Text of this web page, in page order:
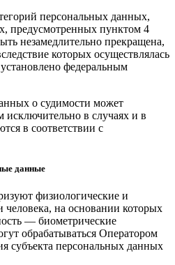
персональных данных,
предусмотренных пунктом 4
незамедлительно прекращена,
которых осуществлялась
федеральным
о судимости может
исключительно в случаях и в
в соответствии с
данные
физиологические и
человека, на основании которых
— биометрические
обрабатываться Оператором
субъекта персональных данных